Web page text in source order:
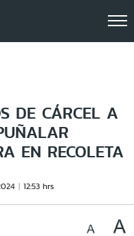
DE CÁRCEL A
EN RECOLETA
12:53 hrs